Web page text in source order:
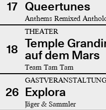
17 Queertunes
Anthems Remixed
18
THEATER
Temple
auf dem Mars
Team Tam Tam
26 Explora
Jäger & Sammler